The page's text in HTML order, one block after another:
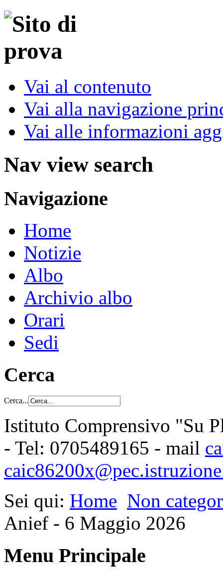
Vai al contenuto
Vai alla navigazione
Vai alle informazioni
Nav view search
Navigazione
Home
Notizie
Albo
Archivio albo
Orari
Sedi
Cerca
Cerca...
Istituto Comprensivo "Su
- Tel: 0705489165 - mail
Sei qui: Home Non
Anief - 6 Maggio 2026
Menu Principale